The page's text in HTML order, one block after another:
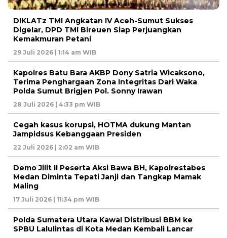
DIKLATz TMI Angkatan IV Aceh-Sumut Sukses
Digelar, DPD TMI Bireuen Siap Perjuangkan
Kemakmuran Petani
29 Juli 2026 | 1:14 am WIB
Kapolres Batu Bara AKBP Dony Satria Wicaksono,
Terima Penghargaan Zona Integritas Dari Waka
Polda Sumut Brigjen Pol. Sonny Irawan
28 Juli 2026 | 4:33 pm WIB
Cegah kasus korupsi, HOTMA dukung Mantan
Jampidsus Kebanggaan Presiden
22 Juli 2026 | 2:02 am WIB
Demo Jilit II Peserta Aksi Bawa BH, Kapolrestabes
Medan Diminta Tepati Janji dan Tangkap Mamak
Maling
17 Juli 2026 | 11:34 pm WIB
Polda Sumatera Utara Kawal Distribusi BBM ke
SPBU Lalulintas di Kota Medan Kembali Lancar